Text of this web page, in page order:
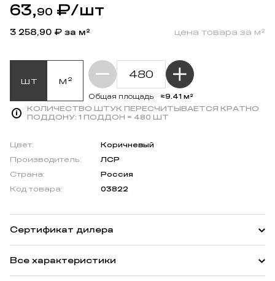
63,90 ₽/шт
3 258,90 ₽ за м² цена товара за м²
шт м²
Общая площадь
≈9.41 м²
КОЛИЧЕСТВО ШТУК ПЕРЕСЧИТЫВАЕТСЯ КРАТНО
ПОДДОНУ: 1 ПОДДОН = 480 ШТ
Цвет:
Коричневый
Производитель:
ЛСР
Страна:
Россия
Код товара:
03822
Все характеристики
Сертификат дилера